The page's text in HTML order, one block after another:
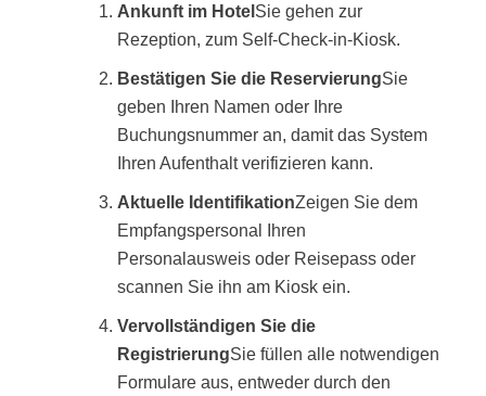
Ankunft im Hotel Sie gehen zur
Rezeption, zum Self-Check-in-Kiosk.
Bestätigen Sie die ReservierungSie
geben Ihren Namen oder Ihre
Buchungsnummer an, damit das System
Ihren Aufenthalt verifizieren kann.
Aktuelle IdentifikationZeigen Sie dem
Empfangspersonal Ihren
Personalausweis oder Reisepass oder
scannen Sie ihn am Kiosk ein.
Vervollständigen Sie die
RegistrierungSie füllen alle notwendigen
Formulare aus, entweder durch den